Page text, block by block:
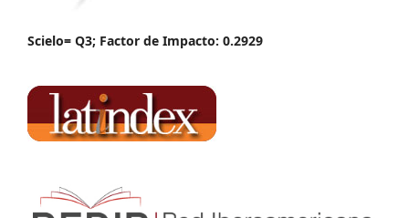
Scielo= Q3; Factor de Impacto: 0.2929